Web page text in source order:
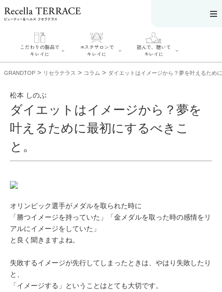
こだわりの製品で
キレイに
こだわりの製品
でキレイに
SERIES#01 私た
ちについて
のこだわり
エステサロンで
キレイに
キレイに
肌改善のプロが
は？
読んで、聴いて
キレイに
読んで、聴いてキ
レイに
糖質制限レシピ
ニキビ
のしわ
るみ シミ
ミューズへの伝
GRANDTOP > リセラテラス > コラム > ダイエットはイメージから？夢を叶えるため
松本 しのぶ
ダイエットはイメージから？夢を
叶えるために最初にするべきこ
と。
オリンピック選手がメダルを取られた時に
「勝つイメージを持っていた」「金メダルを取った時の感情をリ
アルにイメージをしていた」
と良く聞きますよね。
失敗するイメージが先行してしまったときは、やはり失敗したり
と、
「イメージする」ということはとても大切です。